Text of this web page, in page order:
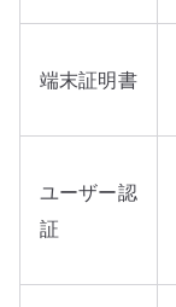
端末証明書
ユーザー認
証